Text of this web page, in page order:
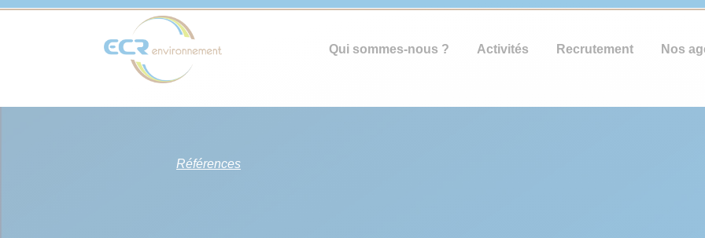
Qui sommes-nous ? Activités Recrutement Nos
Références